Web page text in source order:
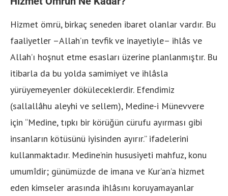
Hizmet ömrü, birkaç seneden ibaret olanlar vardır. Bu
faaliyetler –Allah’ın tevfik ve inayetiyle– ihlâs ve
Allah’ı hoşnut etme esasları üzerine planlanmıştır. Bu
itibarla da bu yolda samimiyet ve ihlâsla
yürüyemeyenler döküleceklerdir. Efendimiz
(sallallâhu aleyhi ve sellem), Medine-i Münevvere
için “Medine, tıpkı bir körüğün cürufu ayırması gibi
insanların kötüsünü iyisinden ayırır.” ifadelerini
kullanmaktadır. Medine’nin hususiyeti mahfuz, konu
umumîdir; günümüzde de imana ve Kur’an’a hizmet
eden kimseler arasında ihlâsını koruyamayanlar